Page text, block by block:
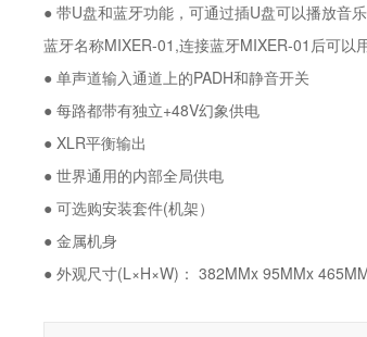
● 带U盘和蓝牙功能，可通过插U盘可以播放音
蓝牙名称MIXER-01,连接蓝牙MIXER-01 后可以
● 单声道输入通道上的PADH和静音开关
● 每路都带有独立+48V幻象供电
● XLR平衡输出
● 世界通用的内部全局供电
● 可选购安装套件(机架）
● 金属机身
● 外观尺寸(L×H×W) ： 382MMx 95MMx